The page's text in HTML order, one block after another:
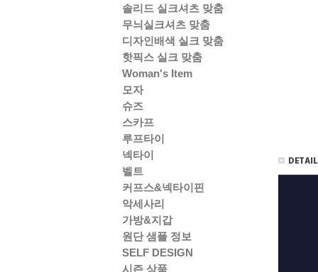
솔리드 실크셔츠 맞춤
무늬실크셔츠 맞춤
디자인배색 실크 맞춤
핫픽스 실크 맞춤
Woman's Item
모자
슈즈
스카프
루프타이
넥타이
벨트
커프스&넥타이핀
악세사리
가방&지갑
원단 샘플 정보
SELF DESIGN
시즌 상품